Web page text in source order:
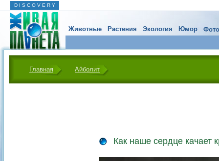
D I S C O V E R Y
Животные Растения Экология Юмор
Главная Айболит
Как наше сердце качает